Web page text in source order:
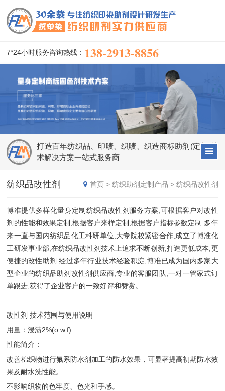
7*24小时服务咨询热线： 138-2913-8856
打造百年纺织品、印唛、织唛、织造商标助剂(定制)技
术解决方案一站式服务商
纺织品改性剂 首页> 纺织助剂定制产品 > 纺织品改性剂
博准提供多样化量身定制纺织品改性剂服务方案,可根据客户对改性
剂的性能和效果定制,根据客户来样定制,根据客户指标参数定制.多年
来一直与国内纺织品化工科研单位,大专院校紧密合作,成立了博准化
工研发事业部,在纺织品改性剂技术上追求不断创新,打造更低成本,更
便捷的改性助剂.经过多年行业技术经验积淀,博准已成为国内多家大
型企业的纺织品助剂改性剂供应商,专业的客服团队,一对一管家式订
单跟进,获得了企业客户的一致好评和赞赏。
改性剂 技术范围与使用说明
用量：浸渍2%(o.w.f)
性能简介：
改善棉织物进行氟系防水剂加工的防水效果，可显著提高初期防水效
果及耐水洗性能。
不影响织物的色牢度、色光和手感。